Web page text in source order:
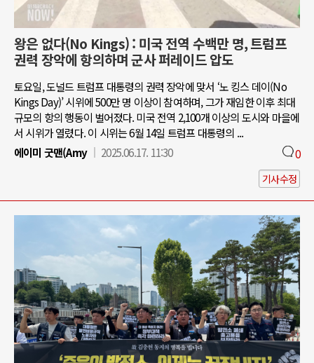
왕은 없다(No Kings) : 미국 전역 수백만 명, 트럼프
권력 장악에 항의하며 군사 퍼레이드 압도
토요일, 도널드 트럼프 대통령의 권력 장악에 맞서 ‘노 킹스 데이(No
Kings Day)’ 시위에 500만 명 이상이 참여하며, 그가 재임한 이후 최대
규모의 항의 행동이 벌어졌다. 미국 전역 2,100개 이상의 도시와 마을에
서 시위가 열렸다. 이 시위는 6월 14일 트럼프 대통령의 ...
에이미 굿맨(Amy
2025.06.17. 11:30 0
기사수정